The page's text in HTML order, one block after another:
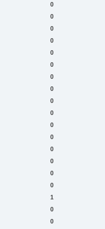
0
0
0
0
0
0
0
0
0
0
0
0
0
0
0
0
1
0
0